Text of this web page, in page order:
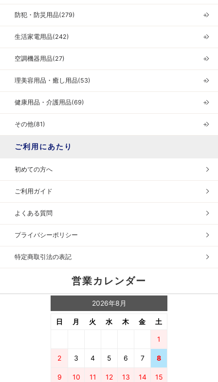
防犯・防災用品(279) ＋
生活家電用品(242) ＋
空調機器用品(27) ＋
理美容用品・癒し用品(53) ＋
健康用品・介護用品(69) ＋
その他(81) ＋
ご利用にあたり
初めての方へ
ご利用ガイド
よくある質問
プライバシーポリシー
特定商取引法の表記
営業カレンダー
2026年8月
日 月 火 水 木 金 土
1
2 3 4 5 6 7 8
9 10 11 12 13 14 15